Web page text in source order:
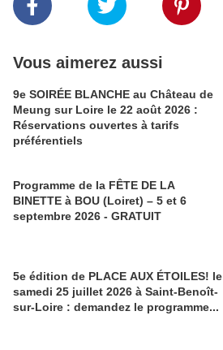
Vous aimerez aussi
9e SOIRÉE BLANCHE au Château de
Meung sur Loire le 22 août 2026 :
Réservations ouvertes à tarifs
préférentiels
Programme de la FÊTE DE LA
BINETTE à BOU (Loiret) – 5 et 6
septembre 2026 - GRATUIT
5e édition de PLACE AUX ÉTOILES! le
samedi 25 juillet 2026 à Saint-Benoît-
sur-Loire : demandez le programme...